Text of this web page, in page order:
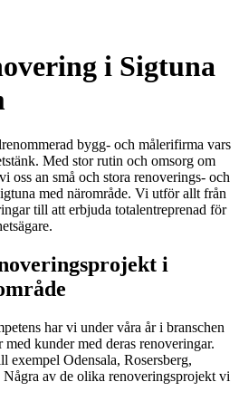
i Sigtuna
bygg- och målerifirma vars
Med stor rutin och omsorg om
oss an små och stora renoverings- och
med närområde. Vi utför allt från
till att erbjuda totalentreprenad för
i
har vi under våra år i branschen
kunder med deras renoveringar.
exempel Odensala, Rosersberg,
av de olika renoveringsprojekt vi